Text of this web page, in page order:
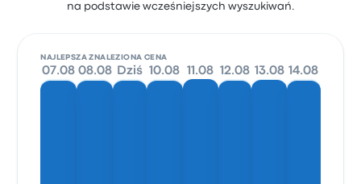
na podstawie wcześniejszych wyszukiwań.
NAJLEPSZA ZNALEZIONA CENA
07.08 08.08 Dziś 10.08 11.08 12.08 13.08 14.08